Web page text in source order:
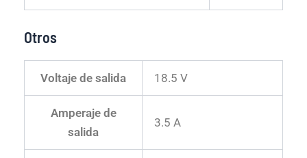
Otros
Voltaje de salida 18.5 V
Amperaje de
salida
3.5 A